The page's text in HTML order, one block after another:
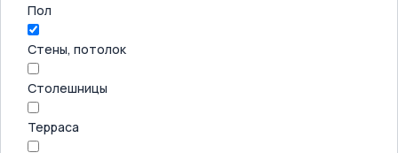
Пол
Стены, потолок
Столешницы
Терраса